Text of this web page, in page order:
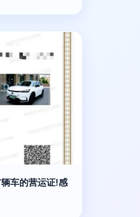
车的营运证!感